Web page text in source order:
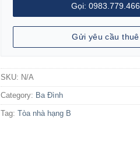
Gọi: 0983.779.466
Gửi yêu cầu thuê
SKU: N/A
Category: Ba Đình
Tag: Tòa nhà hạng B